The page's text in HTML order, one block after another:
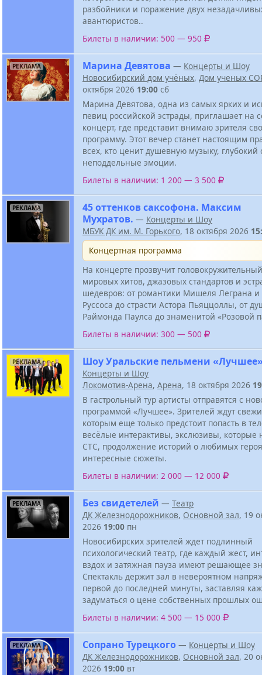
разбойники и поражение двух
авантюристов..
Билеты в наличии: 500 — 950
РЕКЛАМА Марина Девятова — Концерты и Шоу
Новосибирский дом учёных, Дом ученых
октября 2026 19:00 сб
Марина Девятова, одна из самых ярких и
певиц российской эстрады, приглашает на
концерт, где представит внимаю зрителя
программу. Этот вечер станет настоящим
всех, кто ценит душевную музыку,
неподдельные эмоции.
Билеты в наличии: 1 200 — 3 500
РЕКЛАМА
45 оттенков саксофона. Максим
Мухратов. — Концерты и Шоу
МБУК ДК им. М. Горького, 18 октября 2026
Концертная программа
На концерте прозвучит
мировых хитов, джазовых стандартов и
шедевров: от романтики Мишеля Леграна
Руссоса до страсти Астора Пьяццоллы, от
Раймонда Паулса до знаменитой «Розовой
Билеты в наличии: 300 — 500
РЕКЛАМА Шоу Уральские пельмени
Концерты и Шоу
Локомотив-Арена, Арена, 18 октября 2026
В гастрольный тур артисты отправятся с
программой «Лучшее». Зрителей ждут
которым еще только предстоит попасть в
весёлые интерактивы, экслюзивы, которые
СТС, продолжение историй о любимых
интересные сюжеты.
Билеты в наличии: 2 000 — 12 000
РЕКЛАМА Без свидетелей — Театр
ДК Железнодорожников, Основной зал, 19
2026 19:00 пн
Новосибирских зрителей ждет подлинный
психологический театр, где каждый жест,
вздох и затяжная пауза имеют решающее
Спектакль держит зал в невероятном
первой до последней минуты, заставляя
задуматься о цене собственных прошлых
Билеты в наличии: 4 500 — 15 000
РЕКЛАМА Сопрано Турецкого — Концерты и Шоу
ДК Железнодорожников, Основной зал, 20
2026 19:00 вт